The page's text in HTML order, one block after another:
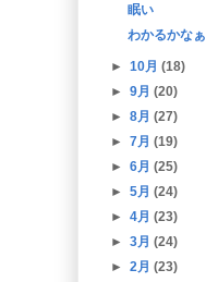
眠い
わかるかな
►10月(18)
►9月(20)
►8月(27)
►7月(19)
►6月(25)
►5月(24)
►4月(23)
►3月(24)
►2月(23)